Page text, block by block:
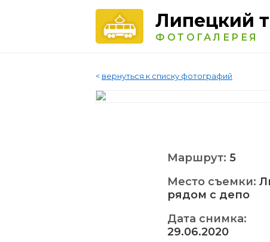
Липецкий
ФОТОГАЛЕРЕЯ
< вернуться к списку фотографий
Маршрут: 5
Место съемки:
рядом с депо
Дата снимка:
29.06.2020